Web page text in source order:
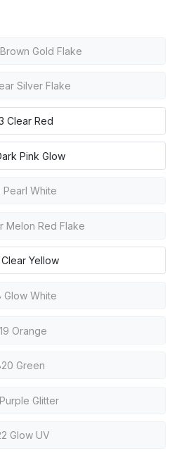
Gold Flake
Silver Flake
Clear Red
Pink Glow
Pearl White
Melon Red Flake
Yellow
Glow White
Orange
Green
Glitter
Glow UV